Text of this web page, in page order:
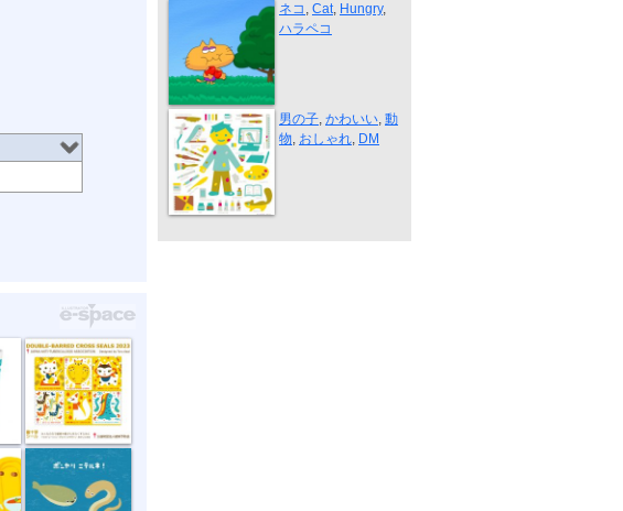
“複十字シー...
ボンヤリ ニ...
ネコ , Cat, Hungry,
ハラペコ
イラストレー...
男の子, かわいい, 動
物, おしゃれ, DM